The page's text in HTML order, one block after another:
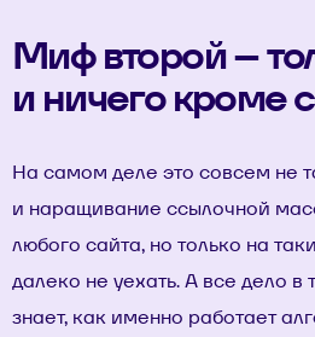
Миф второй –
и ничего кроме
На самом деле это совсем не
и наращивание ссылочной
любого сайта, но только на
далеко не уехать. А все дело в
знает, как именно работает